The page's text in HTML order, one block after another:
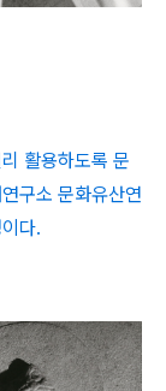
활용하도록 문
구소 문화유산연
다.